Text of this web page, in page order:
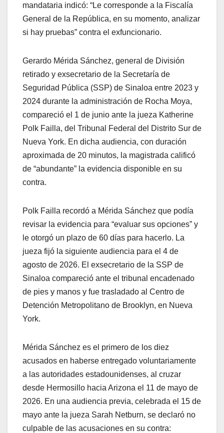
mandataria indicó: “Le corresponde a la Fiscalía
General de la República, en su momento, analizar
si hay pruebas” contra el exfuncionario.
Gerardo Mérida Sánchez, general de División
retirado y exsecretario de la Secretaría de
Seguridad Pública (SSP) de Sinaloa entre 2023 y
2024 durante la administración de Rocha Moya,
compareció el 1 de junio ante la jueza Katherine
Polk Failla, del Tribunal Federal del Distrito Sur de
Nueva York. En dicha audiencia, con duración
aproximada de 20 minutos, la magistrada calificó
de “abundante” la evidencia disponible en su
contra.
Polk Failla recordó a Mérida Sánchez que podía
revisar la evidencia para “evaluar sus opciones” y
le otorgó un plazo de 60 días para hacerlo. La
jueza fijó la siguiente audiencia para el 4 de
agosto de 2026. El exsecretario de la SSP de
Sinaloa compareció ante el tribunal encadenado
de pies y manos y fue trasladado al Centro de
Detención Metropolitano de Brooklyn, en Nueva
York.
Mérida Sánchez es el primero de los diez
acusados en haberse entregado voluntariamente
a las autoridades estadounidenses, al cruzar
desde Hermosillo hacia Arizona el 11 de mayo de
2026. En una audiencia previa, celebrada el 15 de
mayo ante la jueza Sarah Netburn, se declaró no
culpable de las acusaciones en su contra: